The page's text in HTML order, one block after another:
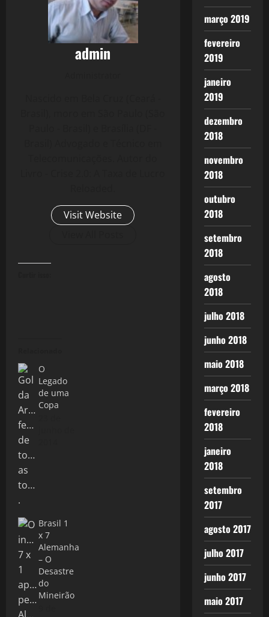
admin
Visit Website
O
Legado
de uma
Copa
Brasil 1
x 7
Alemanha
– O
Desastre
do
Mineirão
março 2019
fevereiro
2019
janeiro
2019
dezembro
2018
novembro
2018
outubro
2018
setembro
2018
agosto
2018
julho 2018
junho 2018
maio 2018
março 2018
fevereiro
2018
janeiro
2018
setembro
2017
agosto 2017
julho 2017
junho 2017
maio 2017